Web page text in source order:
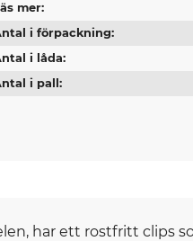
mer
i förpackning
i låda
i pall
har ett rostfritt clips